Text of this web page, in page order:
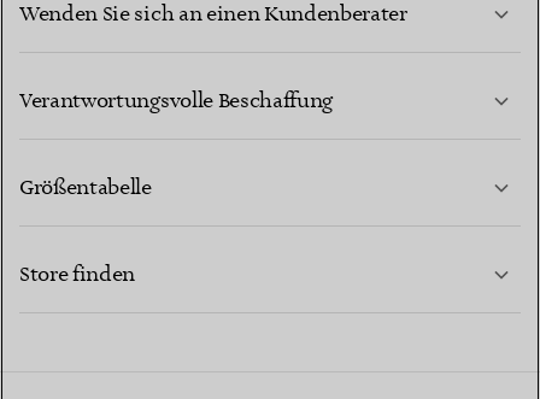
Wenden Sie sich an einen Kundenberater
Verantwortungsvolle Beschaffung
Größentabelle
Store finden